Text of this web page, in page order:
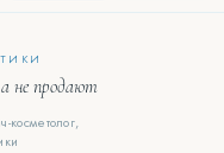
не продают
косметолог,